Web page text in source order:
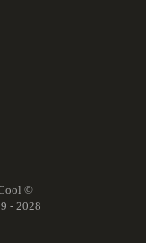
©
- 2028